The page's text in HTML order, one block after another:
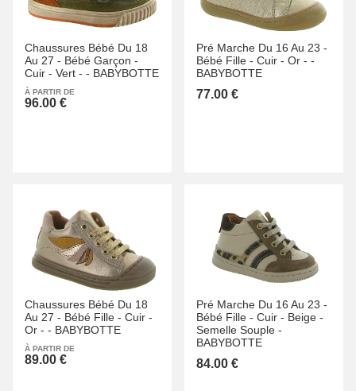
Chaussures Bébé Du 18
Au 27 - Bébé Garçon -
Cuir - Vert - - BABYBOTTE
À PARTIR DE
96.00 €
Pré Marche Du 16 Au 23 -
Bébé Fille - Cuir - Or - -
BABYBOTTE
77.00 €
Chaussures Bébé Du 18
Au 27 - Bébé Fille - Cuir -
Or - - BABYBOTTE
À PARTIR DE
89.00 €
Pré Marche Du 16 Au 23 -
Bébé Fille - Cuir - Beige -
Semelle Souple -
BABYBOTTE
84.00 €